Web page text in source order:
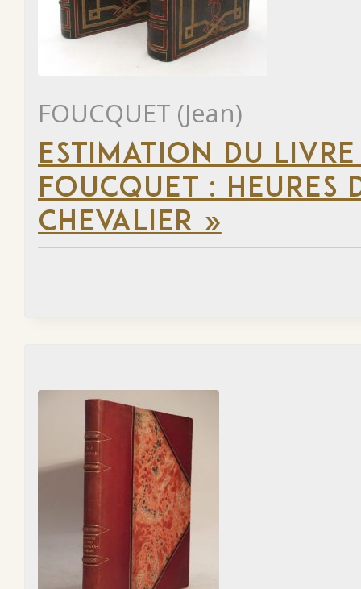
FOUCQUET (Jean)
ESTIMATION DU
FOUCQUET : HEURES
CHEVALIER »